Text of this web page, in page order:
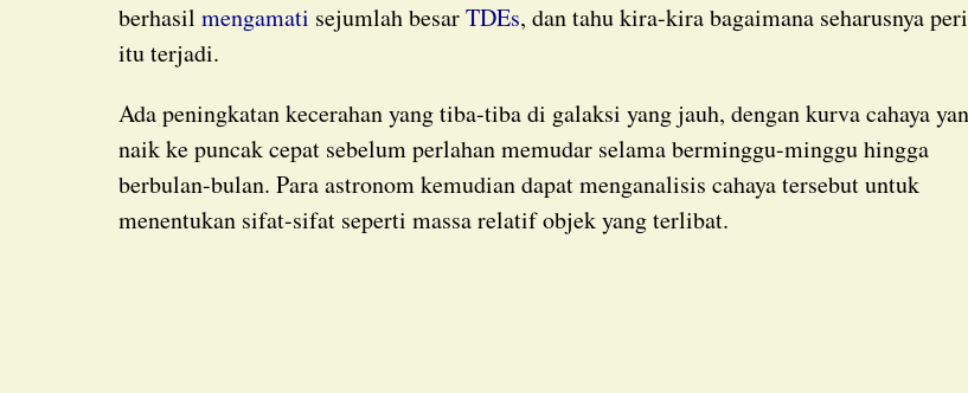
berhasilmengamati sejumlah besarTDEs, dan tahu kira-kira bagaimana seharusnya
itu terjadi.
Ada peningkatan kecerahan yang tiba-tiba di galaksi yang jauh, dengan kurva cahaya yang
naik ke puncak cepat sebelum perlahan memudar selama berminggu-minggu hingga
berbulan-bulan. Para astronom kemudian dapat menganalisis cahaya tersebut untuk
menentukan sifat-sifat seperti massa relatif objek yang terlibat.